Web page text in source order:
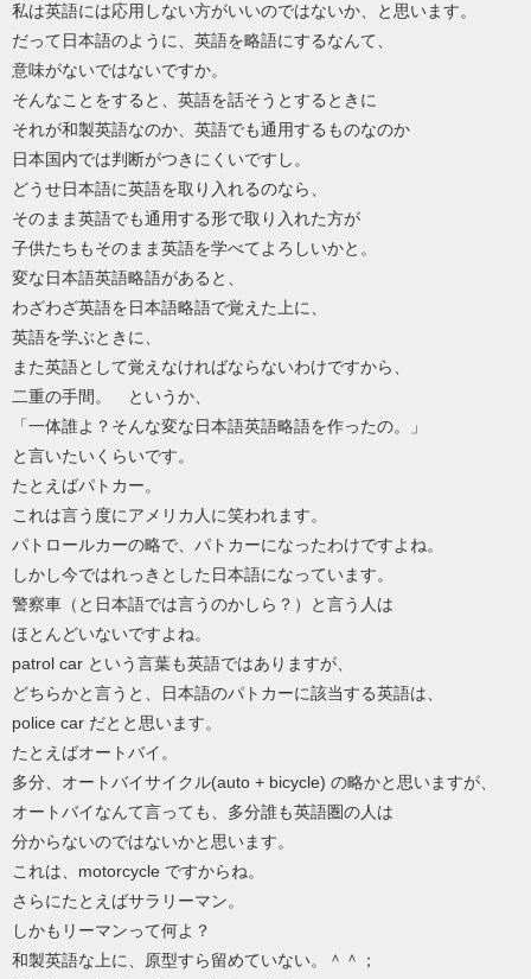
私は英語には応用しない方がいいのではないか、と思います。
だって日本語のように、英語を略語にするなんて、
意味がないではないですか。
そんなことをすると、英語を話そうとするときに
それが和製英語なのか、英語でも通用するものなのか
日本国内では判断がつきにくいですし。
どうせ日本語に英語を取り入れるのなら、
そのまま英語でも通用する形で取り入れた方が
子供たちもそのまま英語を学べてよろしいかと。
変な日本語英語略語があると、
わざわざ英語を日本語略語で覚えた上に、
英語を学ぶときに、
また英語として覚えなければならないわけですから、
二重の手間。 というか、
「一体誰よ？そんな変な日本語英語略語を作ったの。」
と言いたいくらいです。
たとえばパトカー。
これは言う度にアメリカ人に笑われます。
パトロールカーの略で、パトカーになったわけですよね。
しかし今ではれっきとした日本語になっています。
警察車（と日本語では言うのかしら？）と言う人は
ほとんどいないですよね。
patrol car という言葉も英語ではありますが、
どちらかと言うと、日本語のパトカーに該当する英語は、
police car だとと思います。
たとえばオートバイ。
多分、オートバイサイクル(auto + bicycle) の略かと思いますが、
オートバイなんて言っても、多分誰も英語圏の人は
分からないのではないかと思います。
これは、motorcycle ですからね。
さらにたとえばサラリーマン。
しかもリーマンって何よ？
和製英語な上に、原型すら留めていない。＾＾；